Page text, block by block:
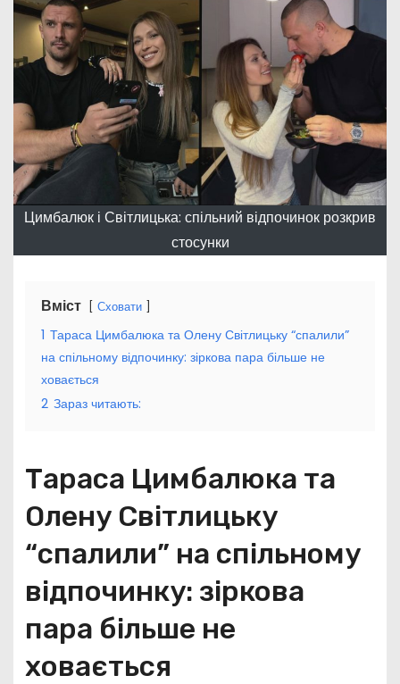
Цимбалюк і Світлицька: спільний відпочинок розкрив
стосунки
Вміст Сховати
1 Тараса Цимбалюка та Олену Світлицьку “спалили”
на спільному відпочинку: зіркова пара більше не
ховається
2 Зараз читають:
Тараса Цимбалюка та
Олену Світлицьку
“спалили” на спільному
відпочинку: зіркова
пара більше не
ховається